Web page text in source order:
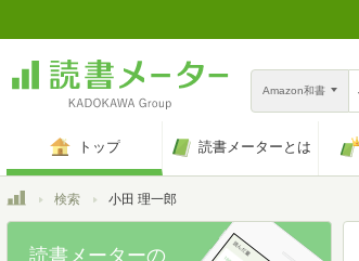
Amazon和書
トップ 読書メーターとは
トップ検索 小田 理一郎
読書メーターの